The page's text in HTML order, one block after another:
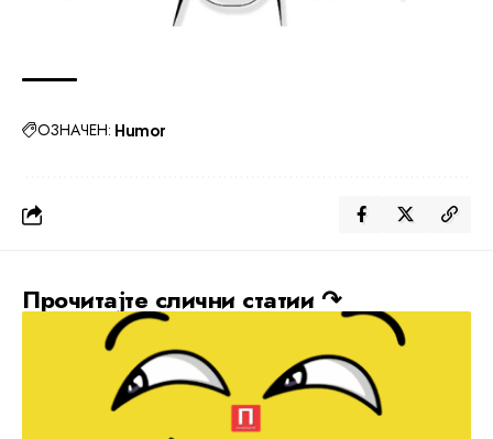
ОЗНАЧЕН: Humor
Прочитајте слични статии ↷